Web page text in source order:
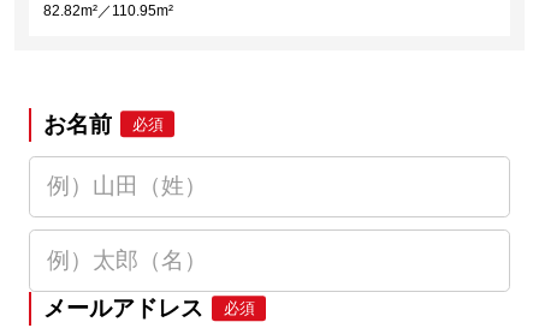
82.82m²／110.95m²
お名前 必須
メールアドレス 必須